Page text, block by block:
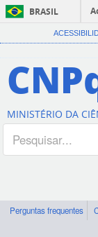
BRASIL
MINISTÉRIO DA
Perguntas frequentes